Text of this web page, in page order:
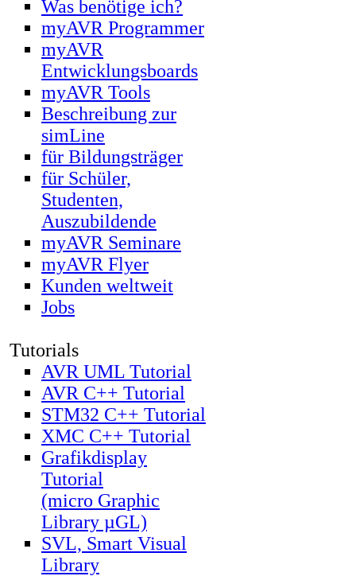
Was benötige ich?
myAVR Programmer
myAVR
Entwicklungsboards
myAVR Tools
Beschreibung zur
simLine
für Bildungsträger
für Schüler,
Studenten,
Auszubildende
myAVR Seminare
myAVR Flyer
Kunden weltweit
Jobs
Tutorials
AVR UML Tutorial
AVR C++ Tutorial
STM32 C++ Tutorial
XMC C++ Tutorial
Grafikdisplay
Tutorial
(micro Graphic
Library µGL)
SVL, Smart Visual
Library